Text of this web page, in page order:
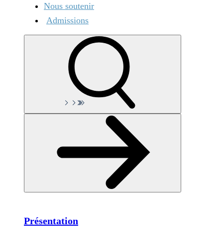
Nous soutenir
Admissions
Présentation